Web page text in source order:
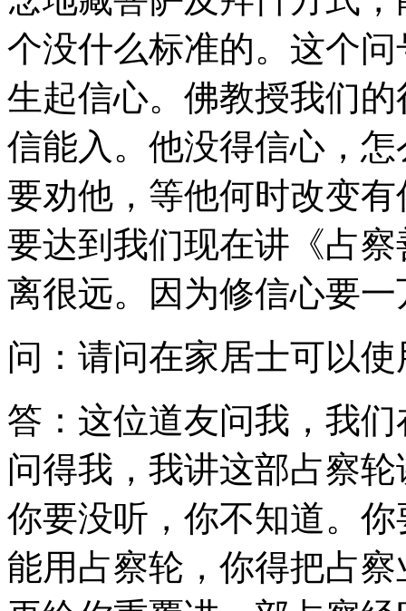
个没什么标准的。这个
生起信心。佛教授我们
信能入。他没得信心，
要劝他，等他何时改变
要达到我们现在讲《占
离很远。因为修信心要
问：请问在家居士可以
答：这位道友问我，我
问得我，我讲这部占察
你要没听，你不知道。
能用占察轮，你得把占